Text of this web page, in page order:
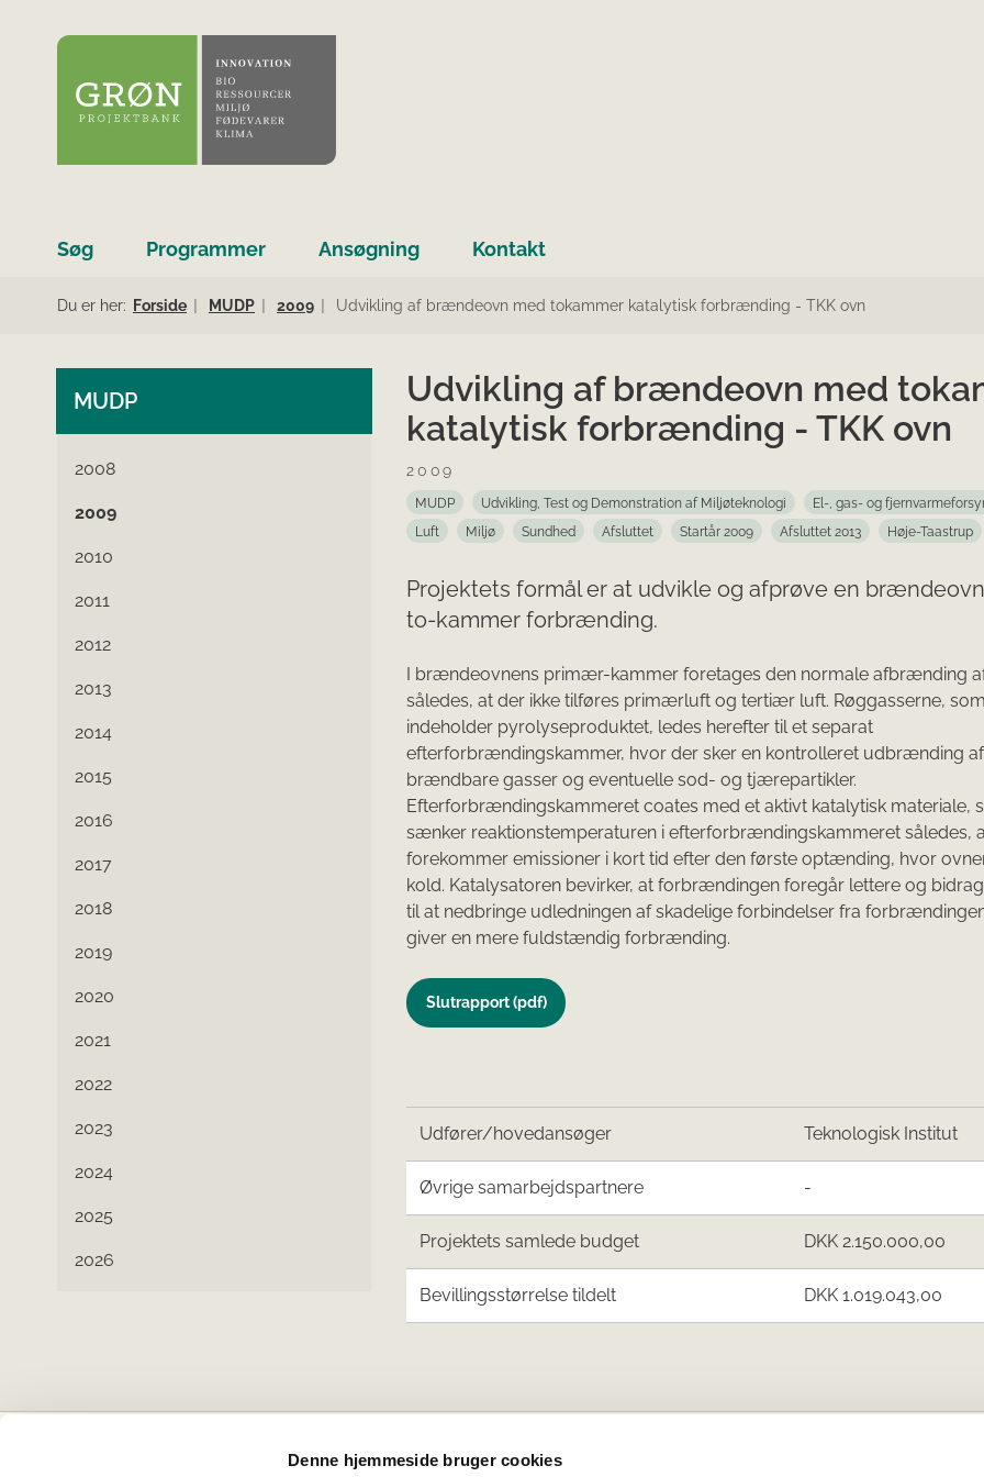
Denne hjemmeside bruger cookies
Søg Programmer Ansøgning Kontakt
Du er her: Forside MUDP 2009 Udvikling af brændeovn med tokammer katalytisk forbrænding - TKK ovn
MUDP
2008
2009
2010
2011
2012
2013
2014
2015
2016
2017
2018
2019
2020
2021
2022
2023
2024
2025
2026
Udvikling af brændeovn med
katalytisk forbrænding - TKK ovn
2009
MUDP Udvikling, Test og Demonstration af Miljøteknologi
El-, gas- og
Luft
Miljø Sundhed Afsluttet Startår 2009 Afsluttet 2013 Høje-Taastrup
Projektets formål er at udvikle og afprøve en
to-kammer forbrænding.
I brændeovnens primær-kammer foretages den normale afbrænding
således, at der ikke tilføres primærluft og tertiær luft. Røggasserne, som
indeholder pyrolyseproduktet, ledes herefter til et separat
efterforbrændingskammer, hvor der sker en kontrolleret udbrænding af
brændbare gasser og eventuelle sod- og tjærepartikler.
Efterforbrændingskammeret coates med et aktivt katalytisk materiale,
sænker reaktionstemperaturen i efterforbrændingskammeret således,
forekommer emissioner i kort tid efter den første optænding, hvor
kold. Katalysatoren bevirker, at forbrændingen foregår lettere og
til at nedbringe udledningen af skadelige forbindelser fra
giver en mere fuldstændig forbrænding.
Slutrapport (pdf)
Udfører/hovedansøger Teknologisk Institut
Øvrige samarbejdspartnere -
Projektets samlede budget DKK 2.150.000,00
Bevillingsstørrelse tildelt DKK 1.019.043,00